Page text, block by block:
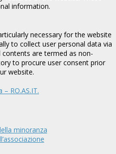
information.
necessary for the website
to collect user personal data via
are termed as non-
to procure user consent prior
website.
RO.AS.IT.
minoranza